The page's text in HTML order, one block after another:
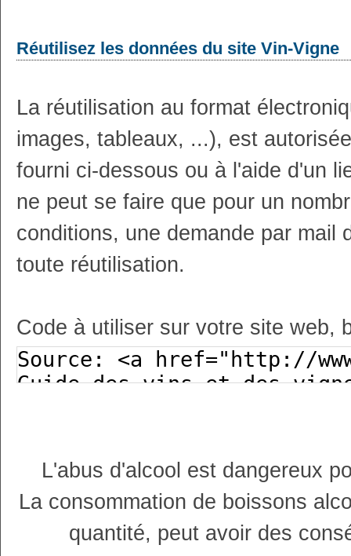
Réutilisez les données du site Vin-Vigne
La réutilisation au format
images, tableaux, ...), est
fourni ci-dessous ou à l'aide d'un
ne peut se faire que pour un
conditions, une demande par mail
toute réutilisation.
Code à utiliser sur votre site web,
L'abus d'alcool est dangereux
La consommation de boissons
quantité, peut avoir des